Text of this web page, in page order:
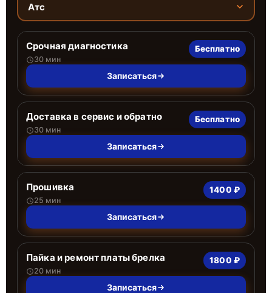
Атс
Срочная диагностика
30 мин
Бесплатно
Записаться
Доставка в сервис и обратно
30 мин
Бесплатно
Записаться
Прошивка
25 мин
1400 ₽
Записаться
Пайка и ремонт платы брелка
20 мин
1800 ₽
Записаться